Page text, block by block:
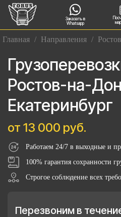
Заказать в
Whatsapp
Главная / Направления /
Ростов-на-
Екатеринбург
от 13 000 руб.
Работаем 24/7 в выходные и
100% гарантия сохранности
Строгое соблюдение всех
Перезвоним в